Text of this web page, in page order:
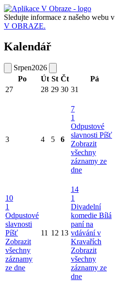
Sledujte informace z našeho webu v
V OBRAZE.
Kalendář
Srpen2026
Po
Út St Čt Pá
27
28 29 30 31
3 4 5 6
7
1
Odpustové
slavnosti Píšť
Zobrazit
všechny
záznamy ze
dne
10
1
Odpustové
slavnosti
Píšť
Zobrazit
všechny
záznamy
ze dne
11 12 13
14
1
Divadelní
komedie Bílá
paní na
vdávání v
Kravařích
Zobrazit
všechny
záznamy ze
dne